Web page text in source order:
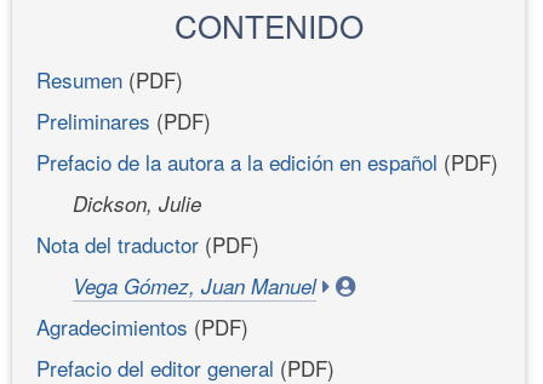
CONTENIDO
Resumen (PDF)
Preliminares (PDF)
Prefacio de la autora a la edición en español (PDF)
Dickson, Julie
Nota del traductor (PDF)
Vega Gómez, Juan Manuel
Agradecimientos (PDF)
Prefacio del editor general (PDF)